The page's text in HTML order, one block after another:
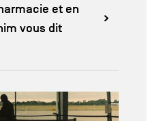
et en
vous dit